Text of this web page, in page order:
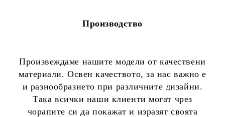
Производство
Произвеждаме нашите модели от качествени
материали. Освен качеството, за нас важно е
и разнообразието при различните дизайни.
Така всички наши клиенти могат чрез
чорапите си да покажат и изразят своята